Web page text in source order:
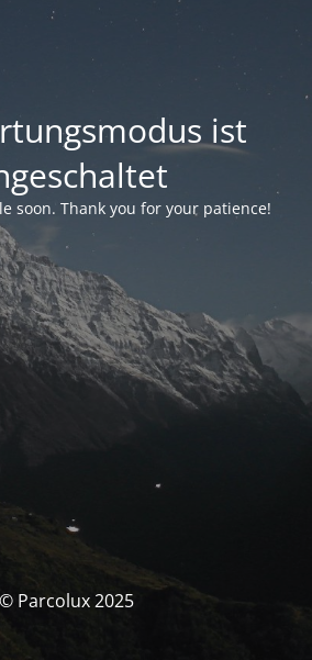
ist
soon. Thank you for your patience!
© Parcolux 2025